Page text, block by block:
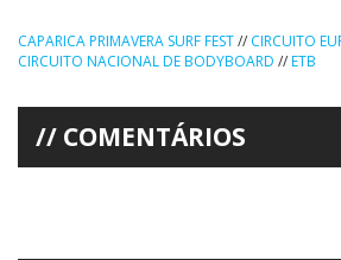
CAPARICA PRIMAVERA SURF FEST// CIRCUITO
CIRCUITO NACIONAL DE BODYBOARD //ETB
COMENTÁRIOS